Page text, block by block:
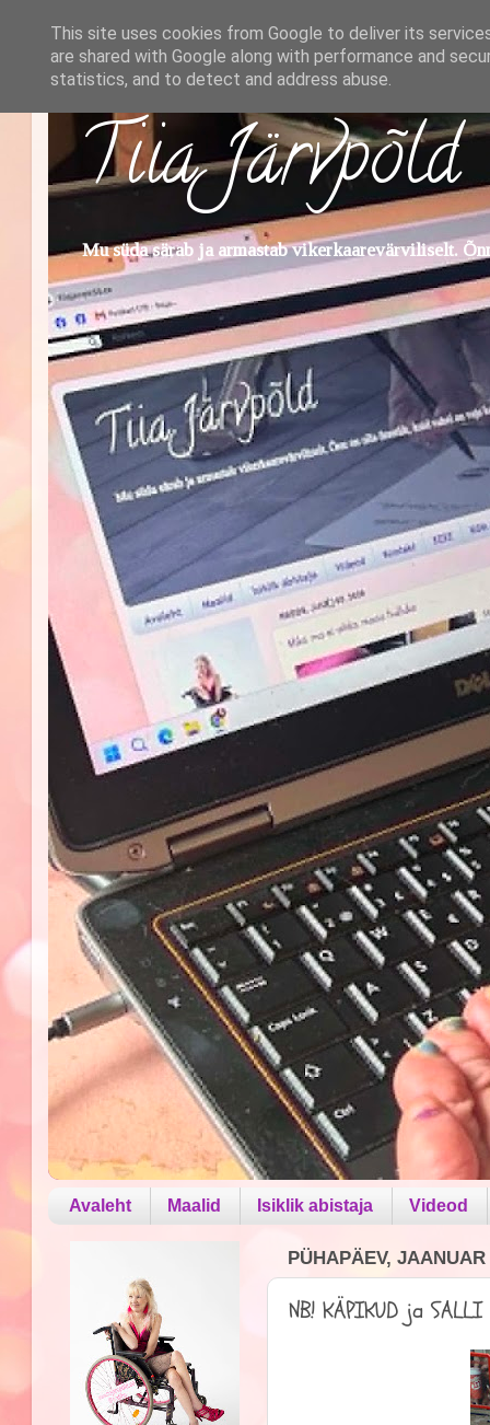
Tiia Järvpõld
Mu süda särab ja armastab vikerkaarevärviliselt.
Avaleht Maalid Isiklik abistaja Videod
PÜHAPÄEV, JAANUAR
NB! KÄPIKUD ja SALLI
This site uses cookies from Google to deliver its
are shared with Google along with performance and
statistics, and to detect and address abuse.